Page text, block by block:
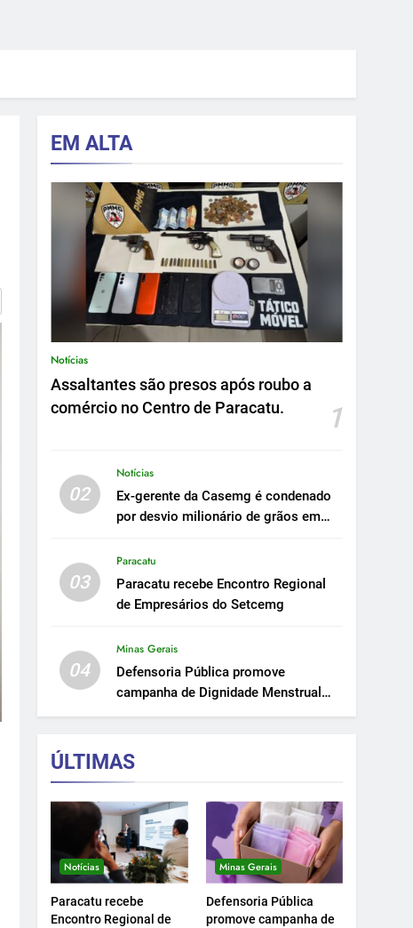
EM ALTA
Notícias
Assaltantes são presos após roubo a
comércio no Centro de Paracatu.
1
02
Notícias
Ex-gerente da Casemg é condenado
por desvio milionário de grãos em
03
Paracatu
Paracatu recebe Encontro Regional
de Empresários do Setcemg
04
Minas Gerais
Defensoria Pública promove
campanha de Dignidade Menstrual
em Minas.
ÚLTIMAS
Notícias
Paracatu recebe
Encontro Regional de
Minas Gerais
Defensoria Pública
promove campanha de